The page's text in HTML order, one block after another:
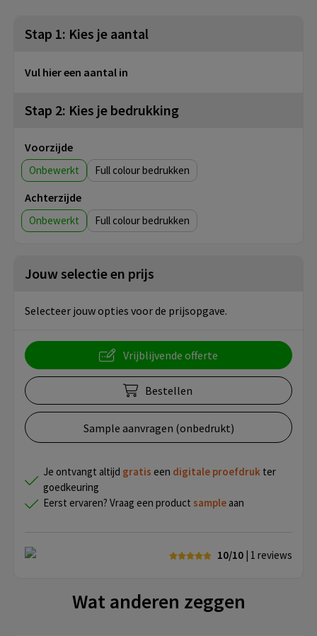
Stap 1: Kies je aantal
Vul hier een aantal in
Stap 2: Kies je bedrukking
Voorzijde
Onbewerkt Full colour
Achterzijde
Onbewerkt Full colour
Jouw selectie en prijs
Selecteer jouw opties voor de prijsopgave.
Vrijblijvende offerte
Bestellen
Sample aanvragen (onbedrukt)
Je ontvangt altijd gratis een digitale proefdruk ter
goedkeuring
Eerst ervaren? Vraag een product sample aan
10/10 | 1 reviews
Wat anderen zeggen